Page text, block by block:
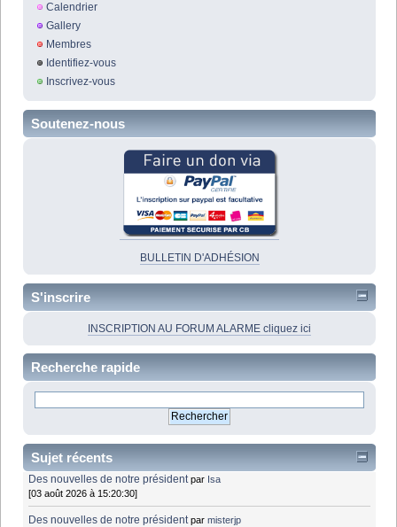
Calendrier
Gallery
Membres
Identifiez-vous
Inscrivez-vous
Soutenez-nous
BULLETIN D'ADHÉSION
S'inscrire
INSCRIPTION AU FORUM ALARME cliquez ici
Recherche rapide
Sujet récents
Des nouvelles de notre président par Isa
[03 août 2026 à 15:20:30]
Des nouvelles de notre président parmisterjp